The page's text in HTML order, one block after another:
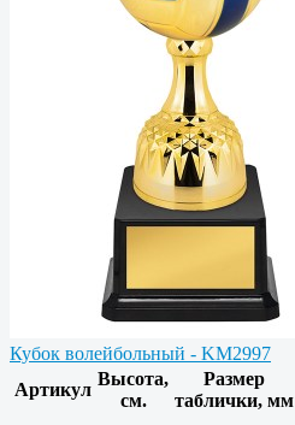
Кубок волейбольный - KM2997
Артикул
Высота,
см.
Размер
таблички, мм